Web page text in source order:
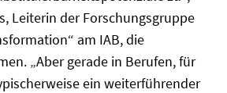
Leiterin der Forschungsgruppe
am IAB, die
„Aber gerade in Berufen, für
ein weiterführender